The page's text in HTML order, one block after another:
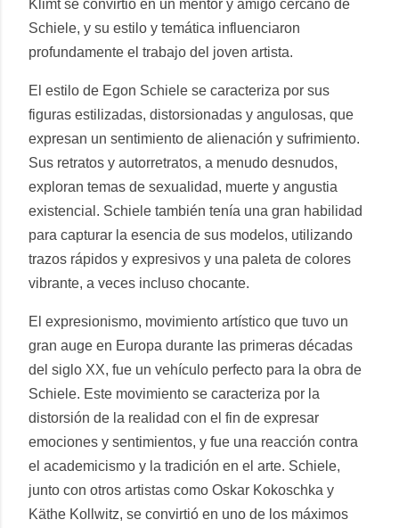
Klimt se convirtió en un mentor y amigo cercano de
Schiele, y su estilo y temática influenciaron
profundamente el trabajo del joven artista.
El estilo de Egon Schiele se caracteriza por sus
figuras estilizadas, distorsionadas y angulosas, que
expresan un sentimiento de alienación y sufrimiento.
Sus retratos y autorretratos, a menudo desnudos,
exploran temas de sexualidad, muerte y angustia
existencial. Schiele también tenía una gran habilidad
para capturar la esencia de sus modelos, utilizando
trazos rápidos y expresivos y una paleta de colores
vibrante, a veces incluso chocante.
El expresionismo, movimiento artístico que tuvo un
gran auge en Europa durante las primeras décadas
del siglo XX, fue un vehículo perfecto para la obra de
Schiele. Este movimiento se caracteriza por la
distorsión de la realidad con el fin de expresar
emociones y sentimientos, y fue una reacción contra
el academicismo y la tradición en el arte. Schiele,
junto con otros artistas como Oskar Kokoschka y
Käthe Kollwitz, se convirtió en uno de los máximos